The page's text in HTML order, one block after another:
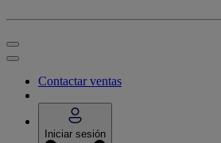
Contactar ventas
Iniciar sesión